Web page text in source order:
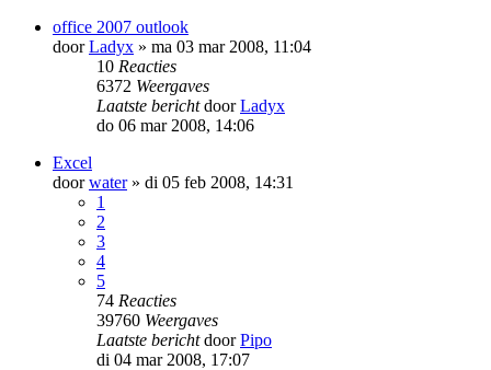
office 2007 outlook
doorLadyx » ma 03 mar 2008, 11:04
10 Reacties
6372 Weergaves
Laatste berichtdoorLadyx
do 06 mar 2008, 14:06
Excel
doorwater» di 05 feb 2008, 14:31
1
2
3
4
5
74 Reacties
39760 Weergaves
Laatste berichtdoorPipo
di 04 mar 2008, 17:07